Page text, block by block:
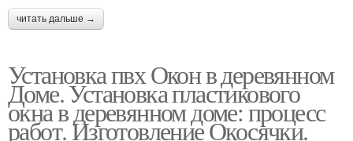
читать дальше →
Установка пвх Окон в деревянном
Доме. Установка пластикового
окна в деревянном доме: процесс
работ. Изготовление Окосячки.